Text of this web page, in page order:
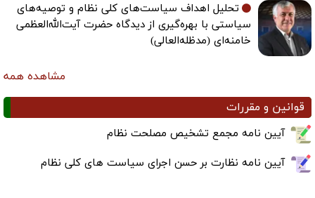
تحلیل اهداف سیاست‌های کلی نظام و توصیه‌های
سیاستی با بهره‌گیری از دیدگاه حضرت آیت‌الله‌العظمی
خامنه‌ای (مدظله‌العالی)
مشاهده همه
قوانین و مقررات
آیین نامه مجمع تشخیص مصلحت نظام
آیین نامه نظارت بر حسن اجرای سیاست های کلی نظام